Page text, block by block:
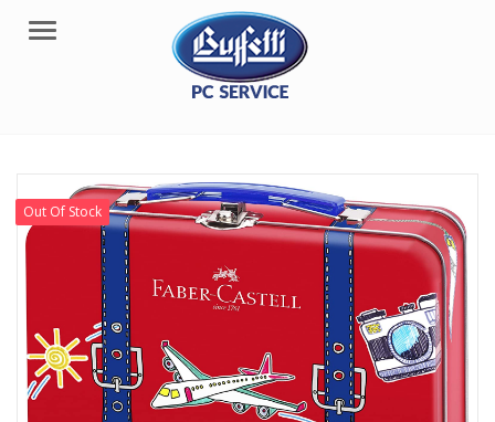
Menu
Out Of Stock